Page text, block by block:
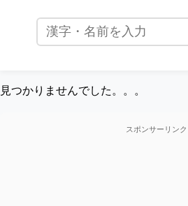
見つかりませんでした。。。
スポンサーリンク